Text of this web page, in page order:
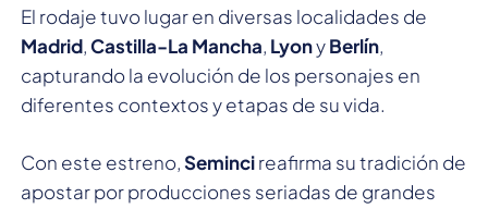
El rodaje tuvo lugar en diversas localidades de
Madrid,Castilla-La Mancha, LyonyBerlín,
capturando la evolución de los personajes en
diferentes contextos y etapas de su vida.
Con este estreno,Semincireafirma su tradición de
apostar por producciones seriadas de grandes